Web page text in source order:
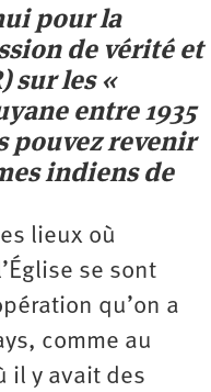
pour la
de vérité et
sur les «
entre 1935
pouvez revenir
indiens de
lieux où
se sont
qu’on a
comme au
il y avait des